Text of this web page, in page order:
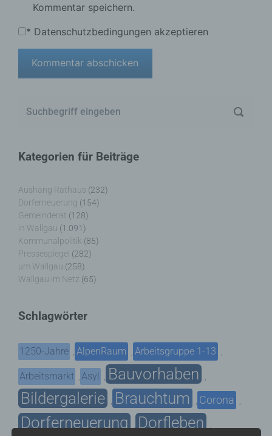
Kommentar speichern.
* Datenschutzbedingungen akzeptieren
Kategorien für Beiträge
Aushang Rathaus (232)
Dorferneuerung (154)
Gemeinderat (128)
in Wallgau (1.091)
Kommunalpolitik (85)
Pressespiegel (282)
um Wallgau (258)
Wallgau im Netz (65)
Schlagwörter
1250-Jahre , AlpenRaum , Arbeitsgruppe 1-13 ,
Arbeitsmarkt ,Asyl , Bauvorhaben ,
Bildergalerie , Brauchtum , Corona ,
Dorferneuerung , Dorfleben ,